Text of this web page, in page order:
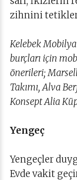
zihnini
Kelebek
burçları için
önerileri;
Takımı, Alva
Konsept Alia
Yengeç
Yengeçler
Evde vakit